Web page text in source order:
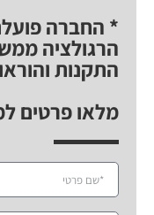
* החברה
הרגולציה
התקנות
מלאו פרטים